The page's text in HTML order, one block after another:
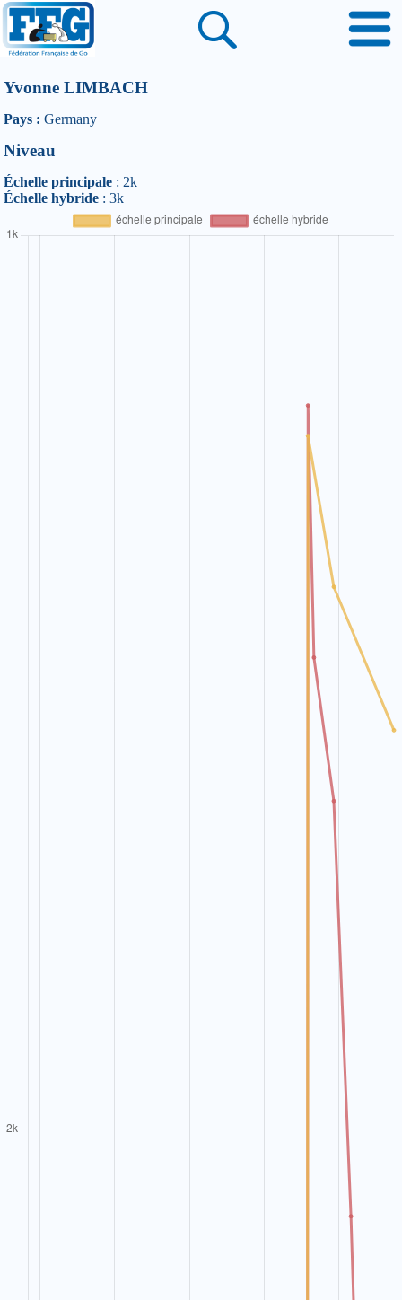
Yvonne LIMBACH
Pays : Germany
Niveau
Échelle principale : 2k
Échelle hybride : 3k